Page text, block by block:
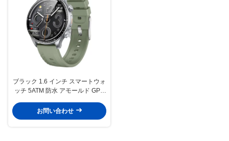
ブラック 1.6 インチ スマートウォ
ッチ 5ATM 防水 アモールド GPS
お問い合わせ